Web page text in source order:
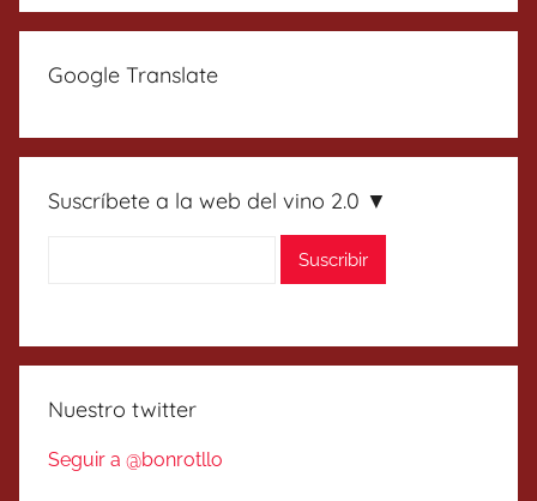
Google Translate
Suscríbete a la web del vino 2.0 ▼
Nuestro twitter
Seguir a @bonrotllo